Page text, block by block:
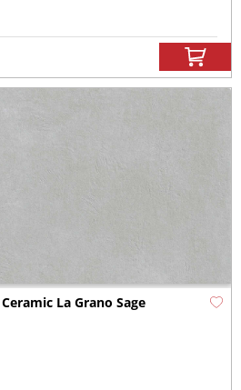
La Grano Sage